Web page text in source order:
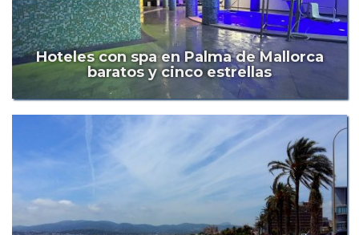
Hoteles con spa en Palma de Mallorca
baratos y cinco estrellas